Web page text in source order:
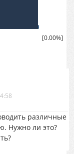
[0.00%]
различные
Нужно ли это?